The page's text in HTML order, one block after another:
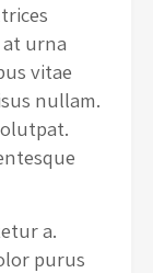
urna
vitae
nullam.
a.
purus